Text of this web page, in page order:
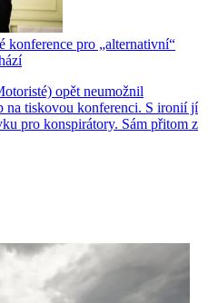
konference pro „alternativní“
opět neumožnil
na tiskovou konferenci. S ironií jí
pro konspirátory. Sám přitom z